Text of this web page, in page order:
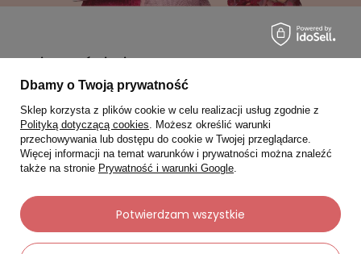
Moje zamówienia
Status zamówienia
Śledzenie przesyłki
Chcę zareklamować produkt
Chcę zwrócić produkt
Chcę wymienić towar
Kontakt
Dbamy o Twoją prywatność
Sklep korzysta z plików cookie w celu realizacji usług zgodnie z
Polityką dotyczącą cookies. Możesz określić warunki
przechowywania lub dostępu do cookie w Twojej przeglądarce.
Więcej informacji na temat warunków i prywatności można znaleźć
także na stronie Prywatność i warunki Google.
Potwierdzam wszystkie